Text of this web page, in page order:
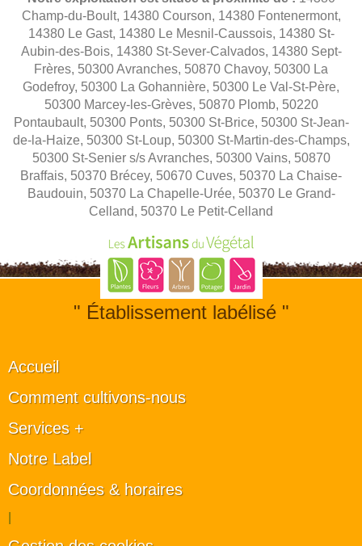
Champ-du-Boult, 14380 Courson, 14380 Fontenermont,
14380 Le Gast, 14380 Le Mesnil-Caussois, 14380 St-
Aubin-des-Bois, 14380 St-Sever-Calvados, 14380 Sept-
Frères, 50300 Avranches, 50870 Chavoy, 50300 La
Godefroy, 50300 La Gohannière, 50300 Le Val-St-Père,
50300 Marcey-les-Grèves, 50870 Plomb, 50220
Pontaubault, 50300 Ponts, 50300 St-Brice, 50300 St-Jean-
de-la-Haize, 50300 St-Loup, 50300 St-Martin-des-Champs,
50300 St-Senier s/s Avranches, 50300 Vains, 50870
Braffais, 50370 Brécey, 50670 Cuves, 50370 La Chaise-
Baudouin, 50370 La Chapelle-Urée, 50370 Le Grand-
Celland, 50370 Le Petit-Celland
" Établissement labélisé "
Accueil
Comment cultivons-nous
Services +
Notre Label
Coordonnées & horaires